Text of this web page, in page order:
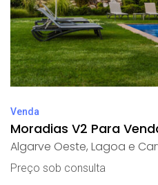
Venda
Moradias V2 Para
Algarve Oeste, Lagoa e
Preço sob consulta